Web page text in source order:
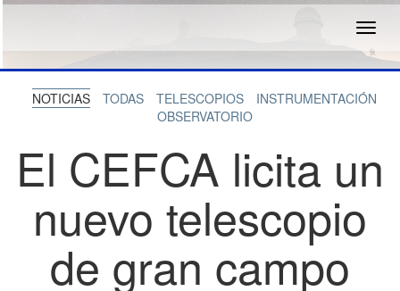
NOTICIAS TODAS TELESCOPIOS
INSTRUMENTACIÓN
OBSERVATORIO
El CEFCA licita un
nuevo telescopio
de gran campo